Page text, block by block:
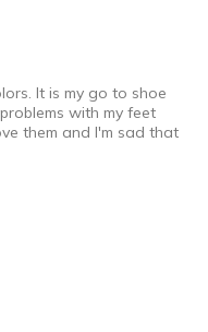
It is my go to shoe
with my feet
them and I'm sad that